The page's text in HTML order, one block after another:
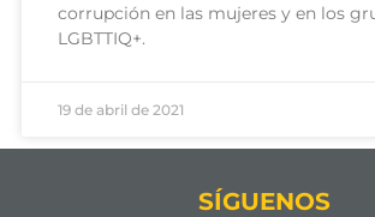
corrupción en las mujeres y en los
LGBTTIQ+.
19 de abril de 2021
SÍGUENOS